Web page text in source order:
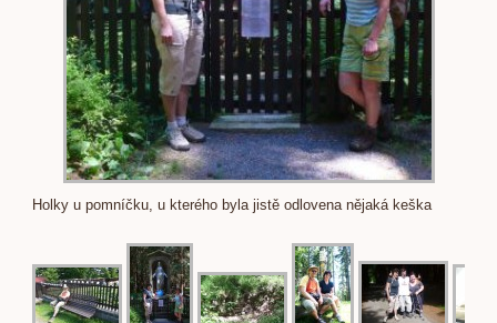
Holky u pomníčku, u kterého byla jistě odlovena nějaká keška